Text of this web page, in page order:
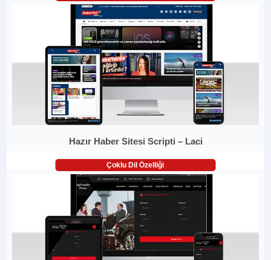
Hazır Haber Sitesi Scripti – Laci
Çoklu Dil Özelliği